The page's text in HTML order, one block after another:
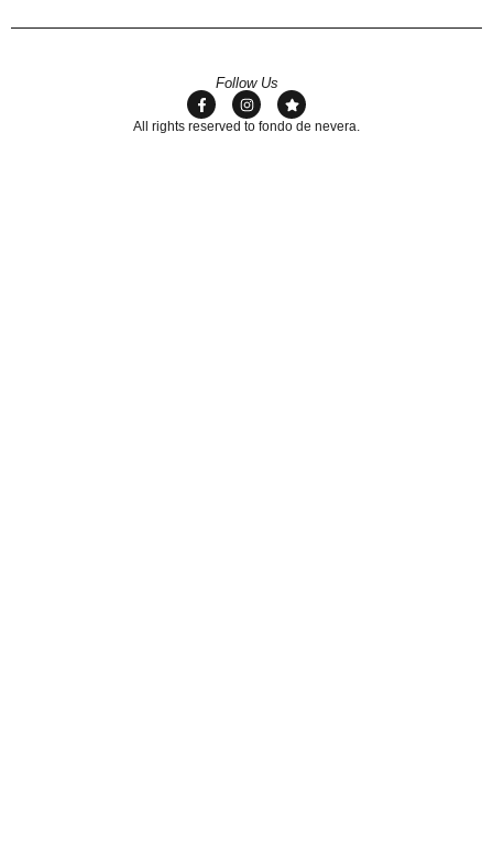
Follow Us
All rights reserved to fondo de nevera.